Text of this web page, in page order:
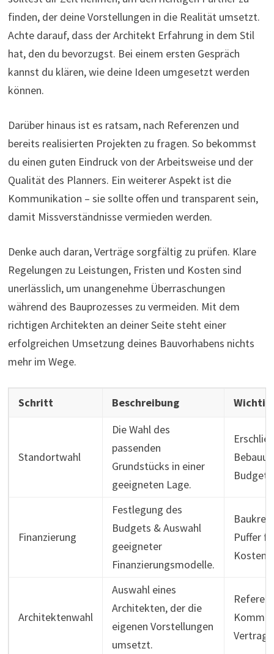
finden, der deine Vorstellungen in die Realität umsetzt.
Achte darauf, dass der Architekt Erfahrung in dem Stil
hat, den du bevorzugst. Bei einem ersten Gespräch
kannst du klären, wie deine Ideen umgesetzt werden
können.
Darüber hinaus ist es ratsam, nach Referenzen und
bereits realisierten Projekten zu fragen. So bekommst
du einen guten Eindruck von der Arbeitsweise und der
Qualität des Planners. Ein weiterer Aspekt ist die
Kommunikation – sie sollte offen und transparent sein,
damit Missverständnisse vermieden werden.
Denke auch daran, Verträge sorgfältig zu prüfen. Klare
Regelungen zu Leistungen, Fristen und Kosten sind
unerlässlich, um unangenehme Überraschungen
während des Bauprozesses zu vermeiden. Mit dem
richtigen Architekten an deiner Seite steht einer
erfolgreichen Umsetzung deines Bauvorhabens nichts
mehr im Wege.
Schritt Beschreibung
Standortwahl
Die Wahl des
passenden
Grundstücks in einer
geeigneten Lage.
Finanzierung
Festlegung des
Budgets & Auswahl
geeigneter
Finanzierungsmodelle.
Puffer
Kosten
Architektenwahl
Auswahl eines
Architekten, der die
eigenen Vorstellungen
umsetzt.